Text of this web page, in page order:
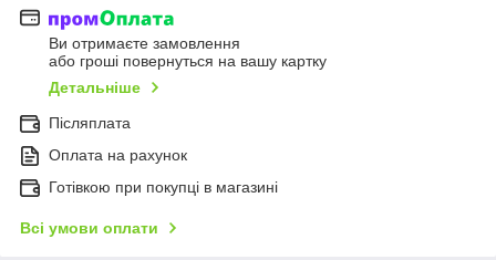
Ви отримаєте замовлення
або гроші повернуться на вашу картку
Детальніше
Післяплата
Оплата на рахунок
Готівкою при покупці в магазині
Всі умови оплати